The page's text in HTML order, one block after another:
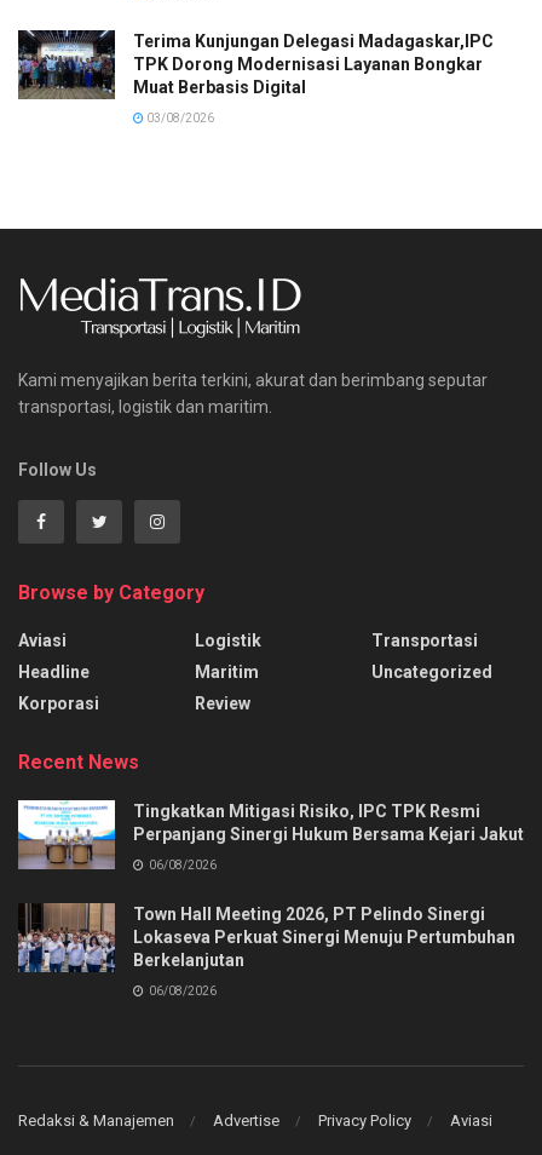
Terima Kunjungan Delegasi Madagaskar,IPC
TPK Dorong Modernisasi Layanan Bongkar
Muat Berbasis Digital
03/08/2026
Kami menyajikan berita terkini, akurat dan berimbang seputar
transportasi, logistik dan maritim.
Follow Us
Browse by Category
Aviasi
Headline
Korporasi
Logistik
Maritim
Review
Transportasi
Uncategorized
Recent News
Tingkatkan Mitigasi Risiko, IPC TPK Resmi
Perpanjang Sinergi Hukum Bersama Kejari Jakut
06/08/2026
Town Hall Meeting 2026, PT Pelindo Sinergi
Lokaseva Perkuat Sinergi Menuju Pertumbuhan
Berkelanjutan
06/08/2026
Redaksi & Manajemen Advertise Privacy Policy Aviasi